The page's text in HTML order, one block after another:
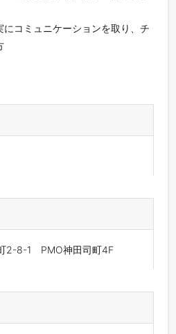
コミュニケーションを取り、チ
2-8-1 PMO神田司町4F